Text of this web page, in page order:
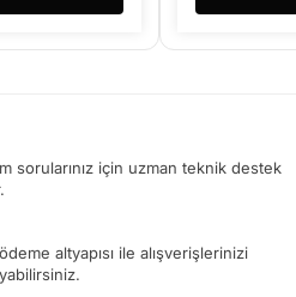
sorularınız için uzman teknik destek
altyapısı ile alışverişlerinizi